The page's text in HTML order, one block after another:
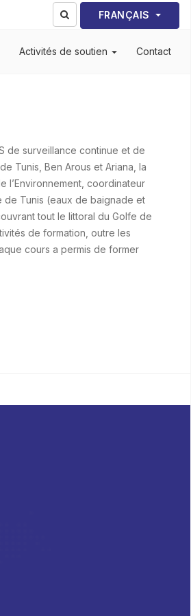
Sélectionnez votre
FRANÇAIS
Activités de soutien Contact
de surveillance continue et de
Tunis, Ben Arous et Ariana, la
l’Environnement, coordinateur
de Tunis (eaux de baignade et
tout le littoral du Golfe de
de formation, outre les
cours a permis de former